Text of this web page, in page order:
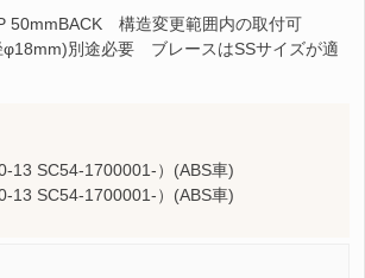
50mmBACK 構造変更範囲内の取付可
φ18mm)別途必要 ブレースはSSサイズが適
13 SC54-1700001-）(ABS車)
13 SC54-1700001-）(ABS車)